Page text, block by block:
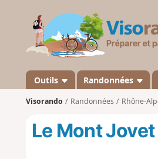
Outils Randonnées
Visorando Randonnées Rhône-
Le Mont